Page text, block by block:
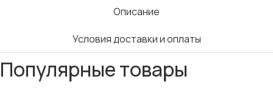
Описание
Условия доставки и оплаты
Популярные товары